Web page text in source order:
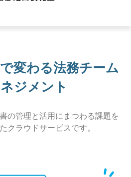
変わる法務チーム
ジメント
の管理と活用にまつわる課題を
クラウドサービスです。